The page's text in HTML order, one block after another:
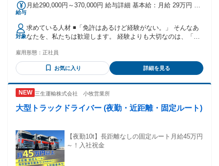
給与
月給290,000円～370,000円 給与詳細 基本給：月給 29万円 〜
れる通勤・皆勤・家族手当金額：なし 全員に一律で支払われ
るその他手当金額：なし ◾️未経験からでも、しっかり稼げる環
境です。 経験や資格に応じて給与を設定しているため、未経
験からスタートした方も着実に収入アップを目指せます。
━━━━━━━━━━━━ ⚫︎未経験（免許なし） 月収29万円
～35万円 ⚫︎中型免許保有・未経験 月収33万円～42万円 ⚫︎大型
ドライバー経験者 月収45万円～60万円
━━━━━━━━━━━━ ▶頑張りは収入で還元
━━━━━━━━━━━━ 経験やスキルはもちろん、担当す
る運行内容や日々の頑張りをしっかり評価し、給与へ反映し
で収入アップを目指せる環境です。
━━━━━━━━━━━━ ▶安心してスタートできる待遇
━━━━━━━━━━━━ ⚫︎賞与年2回（実績0.5ヶ月分） ⚫︎
各種手当支給 ⚫︎大型免許取得支援制度あり ⚫︎入社お祝い金支
給 未経験から新しい仕事に挑戦するあなたを、収入面・制度
対象
求めている人材 ◾️「免許はあるけど経験がない。」 そんなあ
なたを、私たちは歓迎します。 経験よりも大切なのは、「や
トするので、未経験の方も安心してスタートできます。
━━━━━━━━━━━━ ▶応募資格
━━━━━━━━━━━━ ⚫︎学歴・経験不問 ⚫︎未経験歓迎 ⚫︎
ない方も、資格取得支援制度を利用して取得を目指せます。
━━━━━━━━━━━━ ▶こんな方を歓迎します
━━━━━━━━━━━━ ▼運転することが好き ▼大型トラ
身につけたい ▼責任感を持って仕事に取り組める
━━━━━━━━━━━━ ▶経験者の方も歓迎
━━━━━━━━━━━━ 大型ドライバーの実務経験をお持
ちの方は、これまでの経験やスキルをしっかり評価します。
雇用形態： 正社員
お気に入り 詳細を見る
三生運輸株式会社 小牧営業所
大型トラックドライバー (夜勤・近距離・固定ルート)
【夜勤10t】長距離なしの固定ルート月給45万円
～！入社祝金